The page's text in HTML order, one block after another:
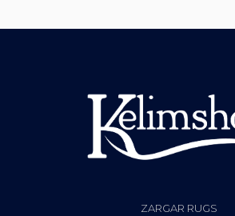
ZARGAR RUGS